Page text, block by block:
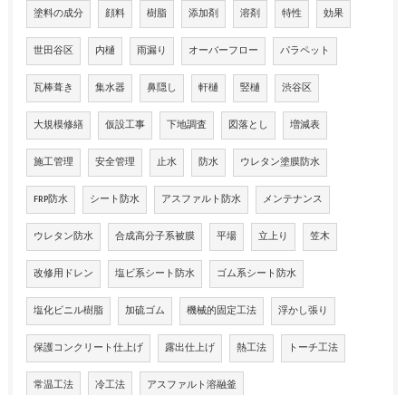
塗料の成分 顔料 樹脂 添加剤 溶剤 特性 効果
世田谷区 内樋 雨漏り オーバーフロー パラペット
瓦棒葺き 集水器 鼻隠し 軒樋 竪樋 渋谷区
大規模修繕 仮設工事 下地調査 図落とし 増減表
施工管理 安全管理 止水 防水 ウレタン塗膜防水
FRP防水 シート防水 アスファルト防水 メンテナンス
ウレタン防水 合成高分子系被膜 平場 立上り 笠木
改修用ドレン 塩ビ系シート防水 ゴム系シート防水
塩化ビニル樹脂 加硫ゴム 機械的固定工法 浮かし張り
保護コンクリート仕上げ 露出仕上げ 熱工法 トーチ工法
常温工法 冷工法 アスファルト溶融釜